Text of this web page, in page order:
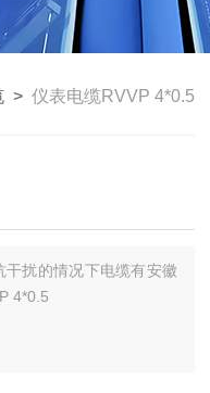
> 仪表电缆RVVP 4*0.5
扰的情况下电缆有安徽
4*0.5